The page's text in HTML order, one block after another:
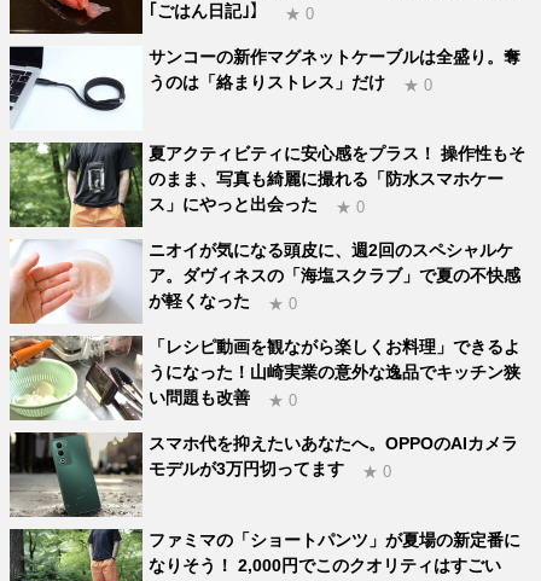
｢ごはん日記｣】
★ 0
サンコーの新作マグネットケーブルは全盛り。奪
うのは「絡まりストレス」だけ
★ 0
夏アクティビティに安心感をプラス！ 操作性もそ
のまま、写真も綺麗に撮れる「防水スマホケー
ス」にやっと出会った
★ 0
ニオイが気になる頭皮に、週2回のスペシャルケ
ア。ダヴィネスの「海塩スクラブ」で夏の不快感
が軽くなった
★ 0
「レシピ動画を観ながら楽しくお料理」できるよ
うになった！山崎実業の意外な逸品でキッチン狭
い問題も改善
★ 0
スマホ代を抑えたいあなたへ。OPPOのAIカメラ
モデルが3万円切ってます
★ 0
ファミマの「ショートパンツ」が夏場の新定番に
なりそう！ 2,000円でこのクオリティはすごい